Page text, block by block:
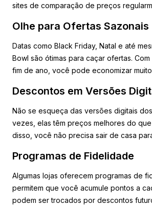
sites de comparação de preços
Olhe para Ofertas Sazonais
Datas como Black Friday, Natal e até
Bowl são ótimas para caçar ofertas.
fim de ano, você pode economizar
Descontos em Versões
Não se esqueça das versões digitais
vezes, elas têm preços melhores do que
disso, você não precisa sair de casa
Programas de Fidelidade
Algumas lojas oferecem programas de
permitem que você acumule pontos a
podem ser trocados por descontos